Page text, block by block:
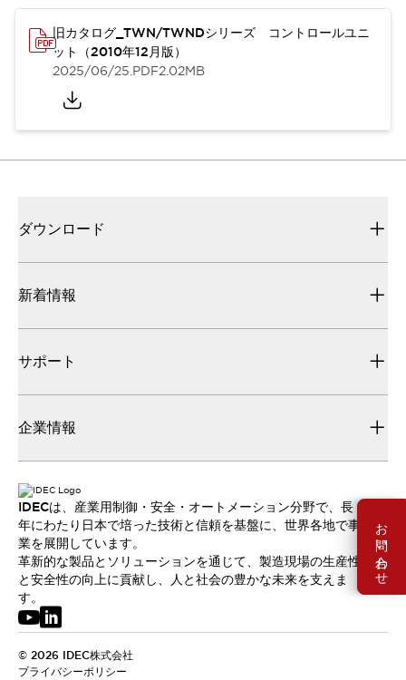
お問い合わせ
旧カタログ_TWN/TWNDシリーズ コントロールユニ
ット（2010年12月版）
2025/06/25.PDF2.02MB
ダウンロード
新着情報
サポート
企業情報
IDECは、産業用制御・安全・オートメーション分野で、長
年にわたり日本で培った技術と信頼を基盤に、世界各地で事
業を展開しています。
革新的な製品とソリューションを通じて、製造現場の生産性
と安全性の向上に貢献し、人と社会の豊かな未来を支えま
す。
© 2026 IDEC株式会社
プライバシーポリシー